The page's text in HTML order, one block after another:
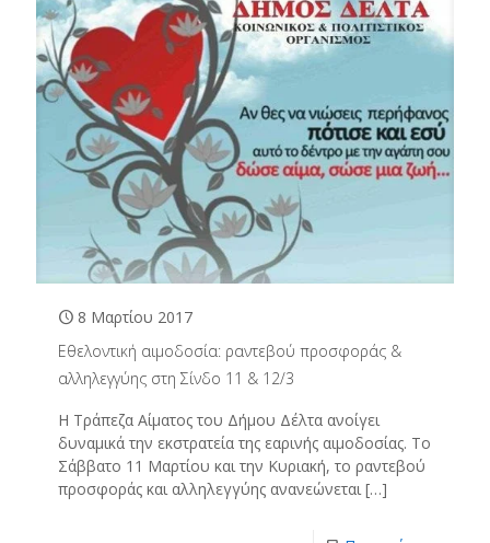
8 Μαρτίου 2017
Εθελοντική αιμοδοσία: ραντεβού προσφοράς &
αλληλεγγύης στη Σίνδο 11 & 12/3
Η Τράπεζα Αίματος του Δήμου Δέλτα ανοίγει
δυναμικά την εκστρατεία της εαρινής αιμοδοσίας. Το
Σάββατο 11 Μαρτίου και την Κυριακή, το ραντεβού
προσφοράς και αλληλεγγύης ανανεώνεται[…]